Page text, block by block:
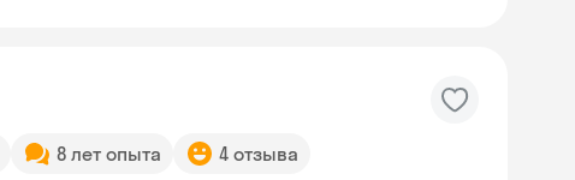
8 лет опыта 4 отзыва